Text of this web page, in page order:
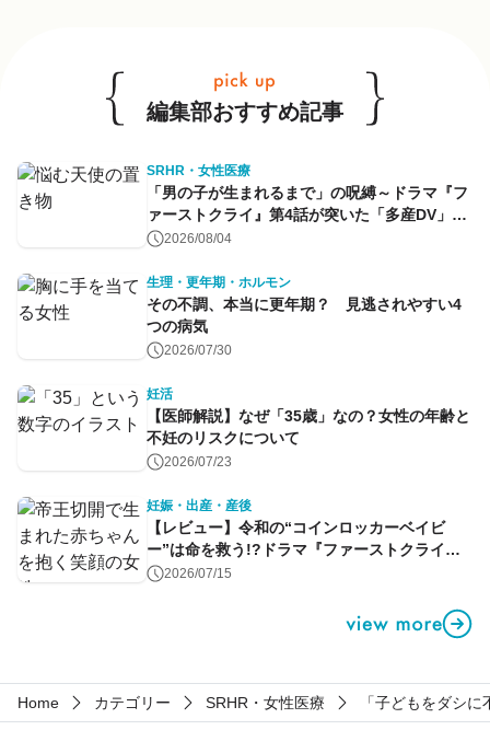
編集部おすすめ記事
SRHR・女性医療
「男の子が生まれるまで」の呪縛～ドラマ『フ
ァーストクライ』第4話が突いた「多産DV」と
命のコントロール～
2026/08/04
生理・更年期・ホルモン
その不調、本当に更年期？ 見逃されやすい4
つの病気
2026/07/30
妊活
【医師解説】なぜ「35歳」なの？女性の年齢と
不妊のリスクについて
2026/07/23
妊娠・出産・産後
【レビュー】令和の“コインロッカーベイビ
ー”は命を救う!?ドラマ『ファーストクライ』
第1話2026/07/15
Home カテゴリー SRHR・女性医療 「子どもをダシ